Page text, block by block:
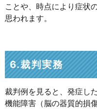
ことや、時点により症状
思われます。
6.裁判実務
裁判例を見ると、発症し
機能障害（脳の器質的損